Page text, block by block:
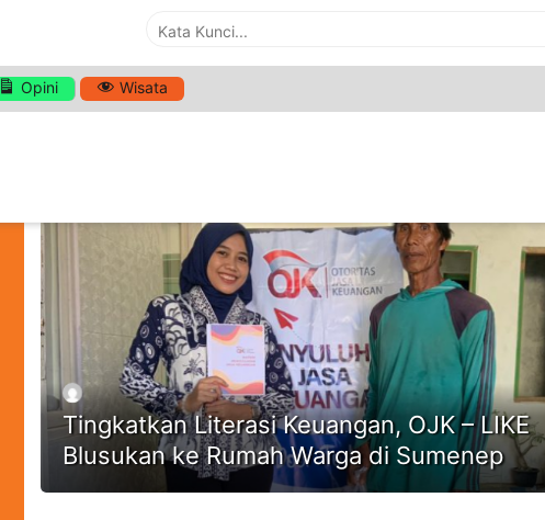
Opini Wisata
HASHTAG:LITERASI KEUANGAN
Tingkatkan Literasi Keuangan, OJK – LIKE
Blusukan ke Rumah Warga di Sumenep